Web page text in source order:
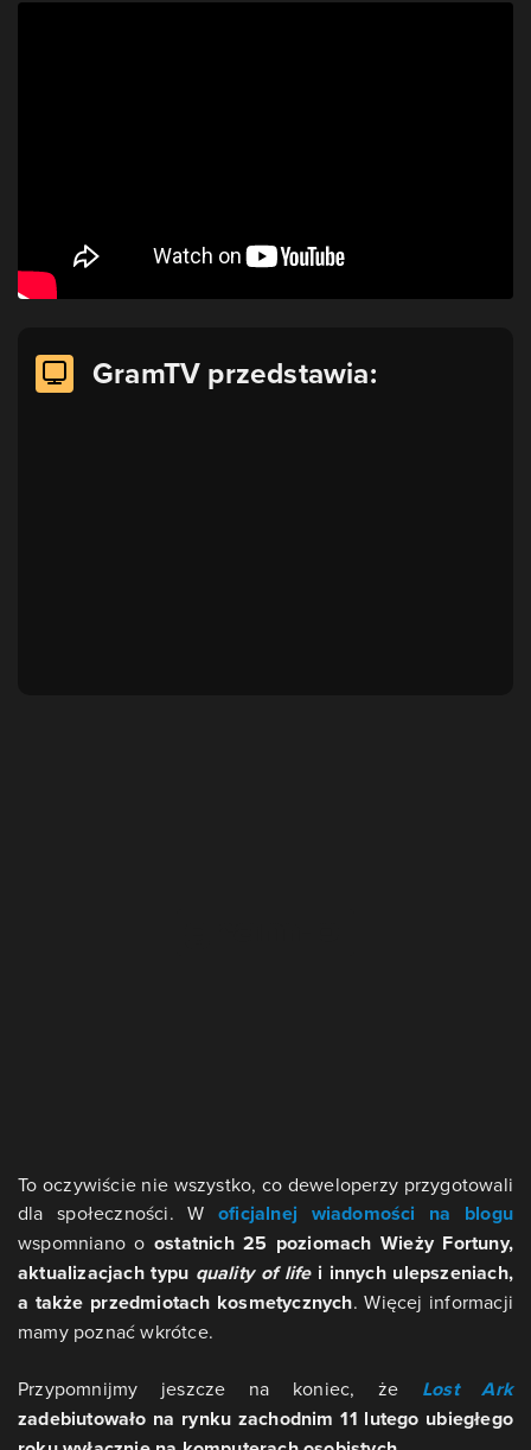
GramTV przedstawia:
To oczywiście nie wszystko, co deweloperzy przygotowali
dla społeczności. W oficjalnej wiadomości na blogu
wspomniano o ostatnich 25 poziomach Wieży Fortuny,
aktualizacjach typu quality of lifei innych ulepszeniach,
a także przedmiotach kosmetycznych. Więcej informacji
mamy poznać wkrótce.
Przypomnijmy jeszcze na koniec, że Lost Ark
zadebiutowało na rynku zachodnim 11 lutego ubiegłego